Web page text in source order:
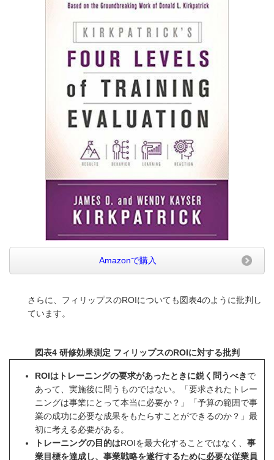
Amazonで購入
さらに、フィリップスのROIについても図表4のように批判し
ています。
図表4 研修効果測定 フィリップスのROIに対する批判
ROIはトレーニングの要求があったときに鋭く問うべきで
あって、実施後に問うものではない。「要求されたトレー
ニングは事業にとって本当に必要か？」「予算の範囲で事
業の成功に必要な成果をもたらすことができるのか？」最
初に考える必要がある。
トレーニングの目的はROIを最大化することではなく、 事
業目標を達成し、事業戦略を遂行するために必要な従業員